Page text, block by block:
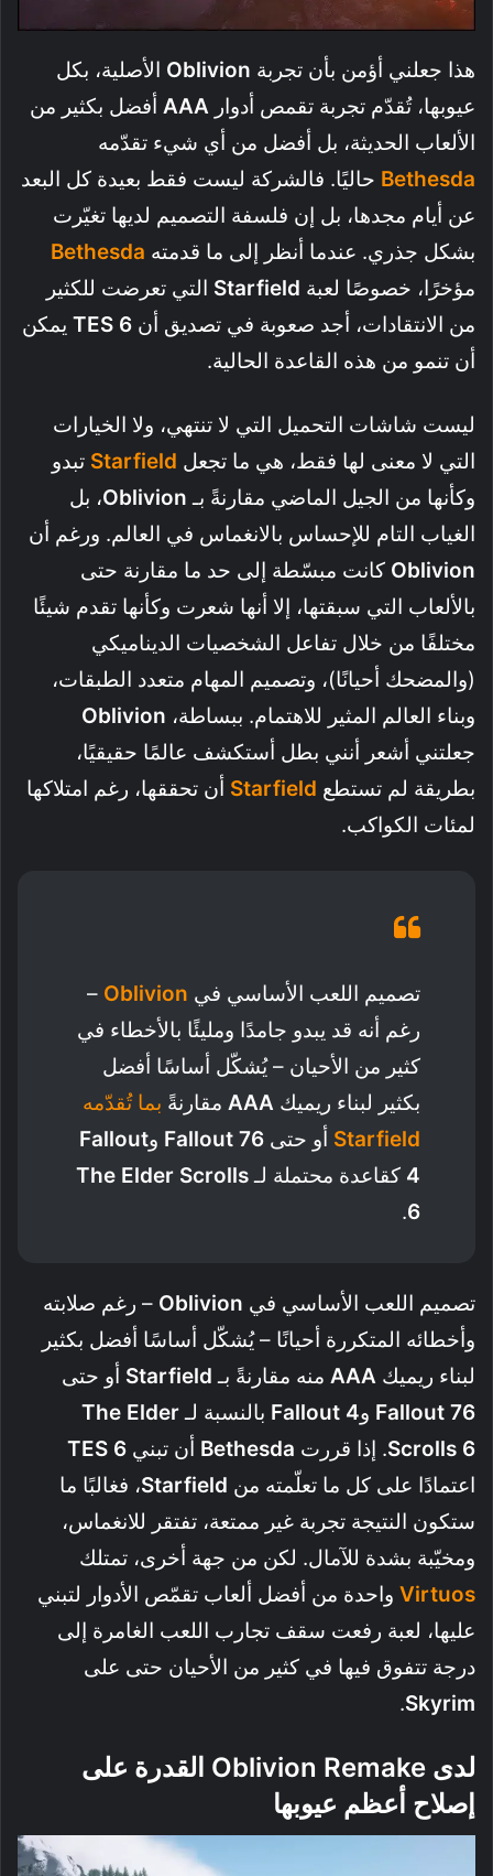
هذا جعلني أؤمن بأن تجربة Oblivion الأصلية، بكل
عيوبها، تُقدّم تجربة تقمص أدوار AAA أفضل بكثير من
الألعاب الحديثة، بل أفضل من أي شيء تقدّمه
Bethesda حاليًا. فالشركة ليست فقط بعيدة كل البعد
عن أيام مجدها، بل إن فلسفة التصميم لديها تغيّرت
بشكل جذري. عندما أنظر إلى ما قدمته Bethesda
مؤخرًا، خصوصًا لعبة Starfield التي تعرضت للكثير
من الانتقادات، أجد صعوبة في تصديق أن TES 6 يمكن
أن تنمو من هذه القاعدة الحالية.
ليست شاشات التحميل التي لا تنتهي، ولا الخيارات
التي لا معنى لها فقط، هي ما تجعل Starfield تبدو
وكأنها من الجيل الماضي مقارنةً بـ Oblivion، بل
الغياب التام للإحساس بالانغماس في العالم. ورغم أن
Oblivion كانت مبسّطة إلى حد ما مقارنة حتى
بالألعاب التي سبقتها، إلا أنها شعرت وكأنها تقدم شيئًا
مختلفًا من خلال تفاعل الشخصيات الديناميكي
(والمضحك أحيانًا)، وتصميم المهام متعدد الطبقات،
وبناء العالم المثير للاهتمام. ببساطة، Oblivion
جعلتني أشعر أنني بطل أستكشف عالمًا حقيقيًا،
بطريقة لم تستطع Starfield أن تحققها، رغم امتلاكها
لمئات الكواكب.
تصميم اللعب الأساسي في Oblivion
–
رغم أنه قد يبدو جامدًا ومليئًا بالأخطاء في
كثير من الأحيان – يُشكّل أساسًا أفضل
بكثير لبناء ريميك AAA مقارنةً بما تُقدّمه
Starfield أو حتى Fallout 76 وFallout
4 كقاعدة محتملة لـThe Elder Scrolls
6
.
تصميم اللعب الأساسي في Oblivion – رغم صلابته
وأخطائه المتكررة أحيانًا – يُشكّل أساسًا أفضل بكثير
لبناء ريميك AAA منه مقارنةً بـ Starfield أو حتى
Fallout 76 وFallout 4 بالنسبة لـThe Elder
Scrolls 6. إذا قررت Bethesda أن تبني TES 6
اعتمادًا على كل ما تعلّمته من Starfield، فغالبًا ما
ستكون النتيجة تجربة غير ممتعة، تفتقر للانغماس،
ومخيّبة بشدة للآمال. لكن من جهة أخرى، تمتلك
Virtuos واحدة من أفضل ألعاب تقمّص الأدوار لتبني
عليها، لعبة رفعت سقف تجارب اللعب الغامرة إلى
درجة تتفوق فيها في كثير من الأحيان حتى على
Skyrim
.
لدى Oblivion Remake القدرة على
إصلاح أعظم عيوبها